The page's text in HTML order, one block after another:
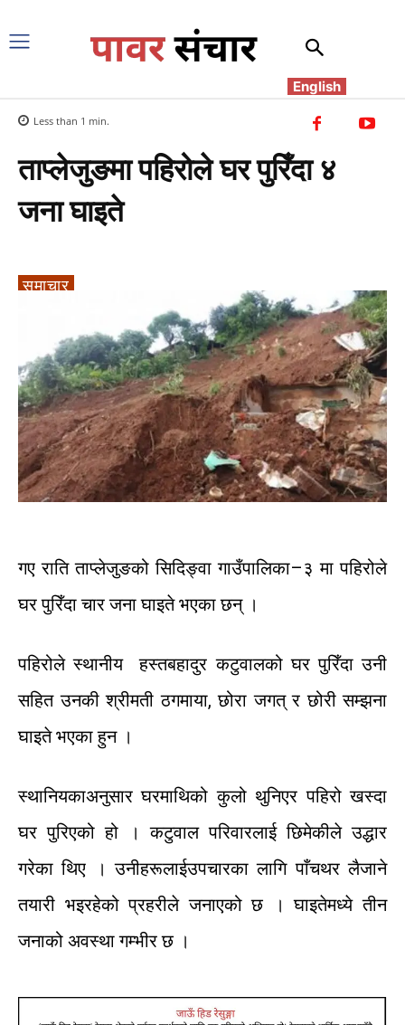
English
Less than 1 min.
ताप्लेजुङमा पहिरोले घर पुरिँदा ४
जना घाइते
समाचार
गए राति ताप्लेजुङको सिदिङ्वा गाउँपालिका–३ मा पहिरोले
घर पुरिँदा चार जना घाइते भएका छन् ।
पहिरोले स्थानीय हस्तबहादुरकटुवालको घर पुरिँदा उनी
सहित उनकी श्रीमती ठगमाया,छोरा जगत् र छोरी सम्झना
घाइते भएका हुन ।
स्थानियकाअनुसार घरमाथिको कुलो थुनिएर पहिरो खस्दा
घर पुरिएको हो । कटुवाल परिवारलाई छिमेकीले उद्धार
गरेका थिए । उनीहरूलाईउपचारका लागि पाँचथर लैजाने
तयारी भइरहेको प्रहरीले जनाएको छ । घाइतेमध्ये तीन
जनाको अवस्था गम्भीर छ ।